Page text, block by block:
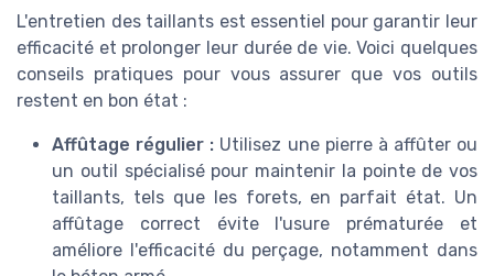
L'entretien des taillants est essentiel pour garantir leur
efficacité et prolonger leur durée de vie. Voici quelques
conseils pratiques pour vous assurer que vos outils
restent en bon état :
Affûtage régulier : Utilisez une pierre à affûter ou
un outil spécialisé pour maintenir la pointe de vos
taillants, tels que les forets, en parfait état. Un
affûtage correct évite l'usure prématurée et
améliore l'efficacité du perçage, notamment dans